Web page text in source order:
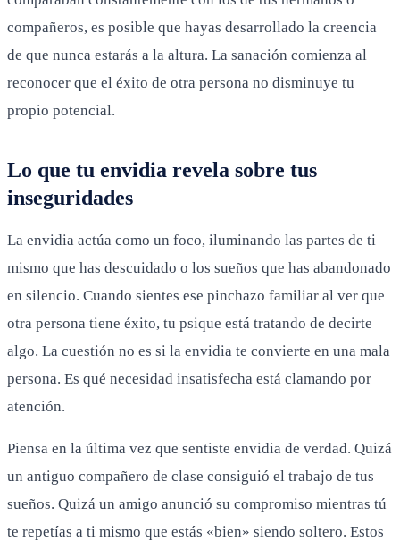
compañeros, es posible que hayas desarrollado la creencia
de que nunca estarás a la altura. La sanación comienza al
reconocer que el éxito de otra persona no disminuye tu
propio potencial.
Lo que tu envidia revela sobre tus
inseguridades
La envidia actúa como un foco, iluminando las partes de ti
mismo que has descuidado o los sueños que has abandonado
en silencio. Cuando sientes ese pinchazo familiar al ver que
otra persona tiene éxito, tu psique está tratando de decirte
algo. La cuestión no es si la envidia te convierte en una mala
persona. Es qué necesidad insatisfecha está clamando por
atención.
Piensa en la última vez que sentiste envidia de verdad. Quizá
un antiguo compañero de clase consiguió el trabajo de tus
sueños. Quizá un amigo anunció su compromiso mientras tú
te repetías a ti mismo que estás «bien» siendo soltero. Estos